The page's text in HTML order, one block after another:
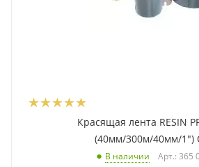
Красящая лента RESIN
(40мм/300м/40мм/1")
В наличии Арт.: 365